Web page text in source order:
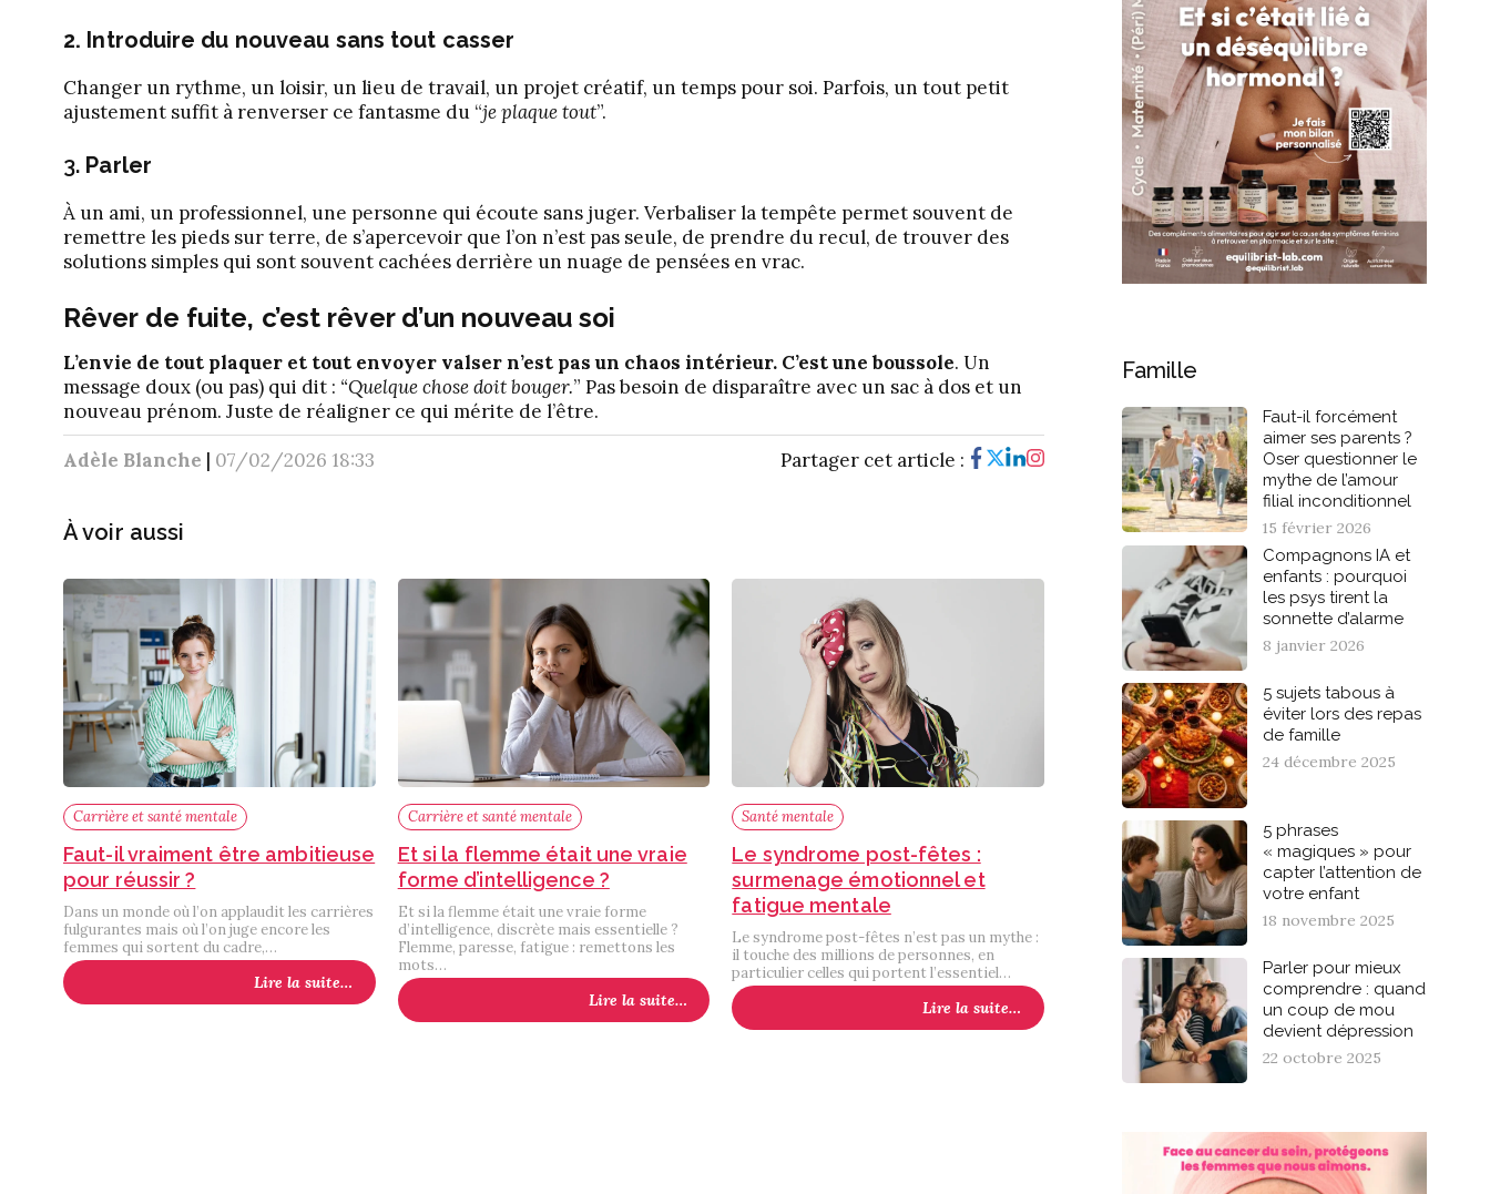
2. Introduire du nouveau sans tout casser
Changer un rythme, un loisir, un lieu de travail, un projet créatif, un temps pour soi. Parfois, un tout petit
ajustement suffit à renverser ce fantasme du “je plaque tout”.
3. Parler
À un ami, un professionnel, une personne qui écoute sans juger. Verbaliser la tempête permet souvent de
remettre les pieds sur terre, de s’apercevoir que l’on n’est pas seule, de prendre du recul, de trouver des
solutions simples qui sont souvent cachées derrière un nuage de pensées en vrac.
Rêver de fuite, c’est rêver d’un nouveau soi
L’envie de tout plaquer et tout envoyer valser n’est pas un chaos intérieur. C’est une boussole. Un
message doux (ou pas) qui dit : “Quelque chose doit bouger.” Pas besoin de disparaître avec un sac à dos et un
nouveau prénom. Juste de réaligner ce qui mérite de l’être.
Adèle Blanche | 07/02/2026 18:33 Partager cet article :
À voir aussi
Carrière et santé mentale
Faut-il vraiment être ambitieuse
pour réussir ?
Dans un monde où l’on applaudit les carrières
fulgurantes mais où l’on juge encore les
femmes qui sortent du cadre,…
Lire la suite…
Carrière et santé mentale
Et si la flemme était une vraie
forme d’intelligence ?
Et si la flemme était une vraie forme
d’intelligence, discrète mais essentielle ?
Flemme, paresse, fatigue : remettons les
mots…
Lire la suite…
Santé mentale
Le syndrome post-fêtes :
surmenage émotionnel et
fatigue mentale
Le syndrome post-fêtes n’est pas un mythe :
il touche des millions de personnes, en
particulier celles qui portent l’essentiel…
Lire la suite…
Famille
Faut-il forcément
aimer ses parents ?
Oser questionner le
mythe de l’amour
filial inconditionnel
15 février 2026
Compagnons IA et
enfants : pourquoi
les psys tirent la
sonnette d’alarme
8 janvier 2026
5 sujets tabous à
éviter lors des repas
de famille
24 décembre 2025
5 phrases
« magiques » pour
capter l’attention de
votre enfant
18 novembre 2025
Parler pour mieux
comprendre : quand
un coup de mou
devient dépression
22 octobre 2025